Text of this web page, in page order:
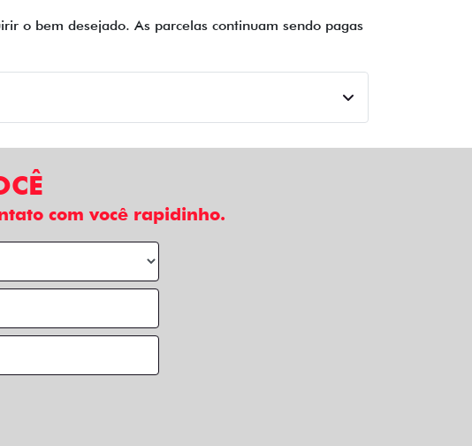
o bem desejado. As parcelas continuam sendo pagas
com você rapidinho.